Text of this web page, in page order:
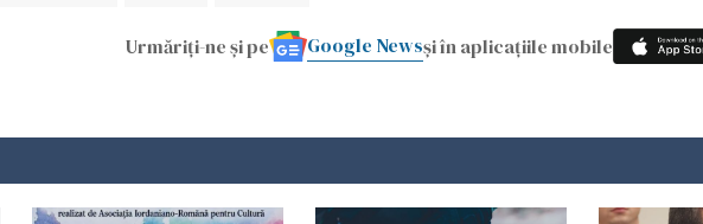
Urmăriți-ne și pe Google Newsși în aplicațiile mobile